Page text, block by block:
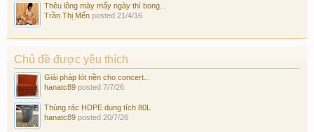
Thêu lông mày mấy ngày thì bong...
Trần Thị Mến posted 21/4/16
Chủ đề được yêu thích
Giải pháp lót nền cho concert...
hanatc89 posted 7/7/26
Thùng rác HDPE dung tích 80L
hanatc89 posted 20/7/26